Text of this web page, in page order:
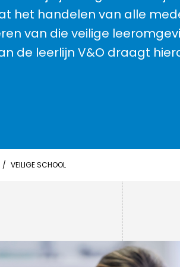
het handelen van alle
van die veilige
de leerlijn V&O draagt
/ VEILIGE SCHOOL
Ondersteuningsplan
Verhaal van de school
Duurzaamheid
Driejarige brugperiode
Hoe wij beoordelen en
Geen cijfers maar feedback
Voorbeelden onderzoeken
DNS-podcast
Overgangsnormen
Inloggen Magister
Nieuwsbrieven